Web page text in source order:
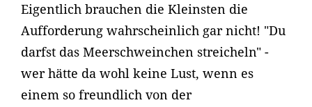
Eigentlich brauchen die Kleinsten die
Aufforderung wahrscheinlich gar nicht! "Du
darfst das Meerschweinchen streicheln" -
wer hätte da wohl keine Lust, wenn es
einem so freundlich von der